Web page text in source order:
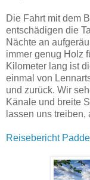
Die Fahrt mit dem
entschädigen die
Nächte an
immer genug Holz
Kilometer lang ist
einmal von
und zurück. Wir
Känale und breite
lassen uns treiben,
Reisebericht